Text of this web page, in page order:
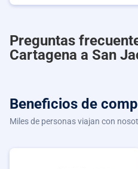
Preguntas
Cartagena a San
Beneficios de
Miles de personas viajan con